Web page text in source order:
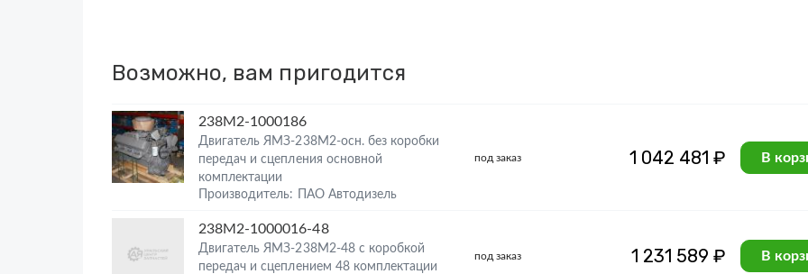
Возможно, вам пригодится
238М2-1000186
Двигатель ЯМЗ-238М2-осн. без коробки
передач и сцепления основной
комплектации
Производитель: ПАО Автодизель
под заказ 1 042 481 ₽ В
238М2-1000016-48
Двигатель ЯМЗ-238М2-48 с коробкой
передач и сцеплением 48 комплектации
под заказ 1 231 589 ₽ В